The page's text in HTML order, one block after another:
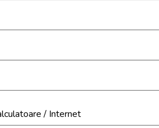
/ Internet